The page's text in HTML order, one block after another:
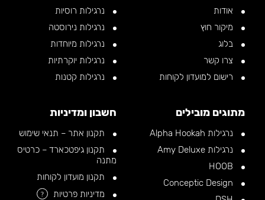
אודות
מיקור חוץ
בלוג
צרו קשר
רישום למועדון לקוחות
נרגילות רוסיות
נרגילות נירוסטה
נרגילות מיוחדות
נרגילות יוקרתיות
נרגילות קטנות
מתוגים מובילים
נרגילות Alpha Hookah
נרגילות Amy Deluxe
חשבון ומדיניות
תקנון אתר – תנאי שימוש
תקנון גיפטכארד – כרטיס
מתנה
תקנון מועדון לקוחות
מדיניות פרטיות
?